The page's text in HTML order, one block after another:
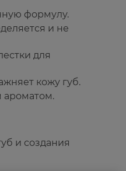
формулу.
и не
для
кожу губ.
ароматом.
и создания